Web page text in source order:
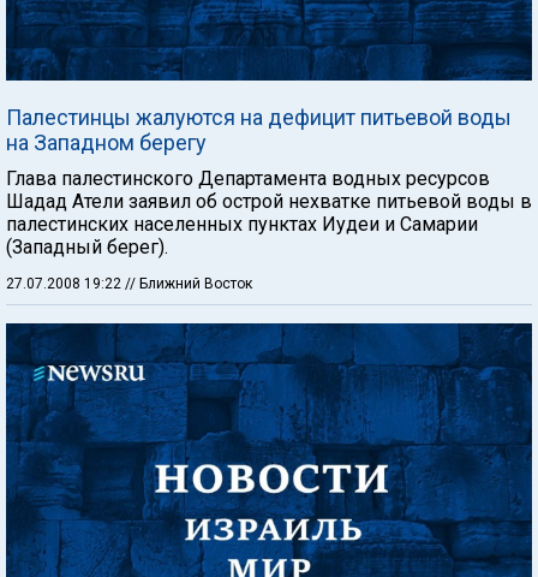
Палестинцы жалуются на дефицит питьевой воды
на Западном берегу
Глава палестинского Департамента водных ресурсов
Шадад Атели заявил об острой нехватке питьевой воды в
палестинских населенных пунктах Иудеи и Самарии
(Западный берег).
27.07.2008 19:22 // Ближний Восток